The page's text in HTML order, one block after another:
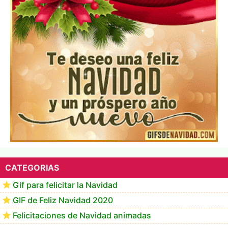
▷GIF de Feliz Navidad 2025【❤️】
CATEGORIAS
Gif para felicitar la Navidad
GIF de Feliz Navidad 2020
Felicitaciones de Navidad animadas